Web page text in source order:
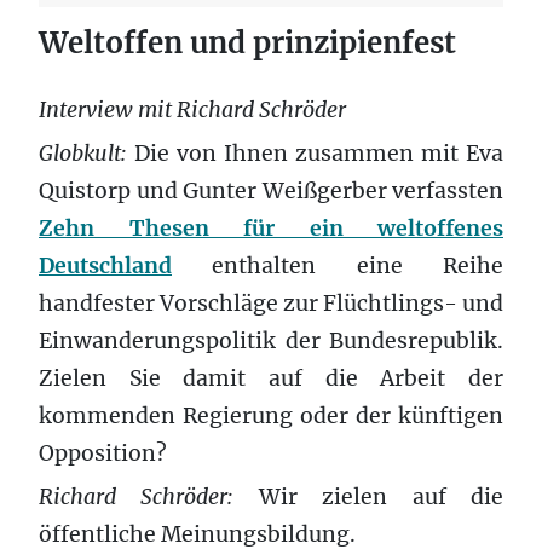
Weltoffen und prinzipienfest
Interview mit Richard Schröder
Globkult: Die von Ihnen zusammen mit Eva
Quistorp und Gunter Weißgerber verfassten
Zehn Thesen für ein weltoffenes
Deutschland enthalten eine Reihe
handfester Vorschläge zur Flüchtlings- und
Einwanderungspolitik der Bundesrepublik.
Zielen Sie damit auf die Arbeit der
kommenden Regierung oder der künftigen
Opposition?
Richard Schröder: Wir zielen auf die
öffentliche Meinungsbildung.